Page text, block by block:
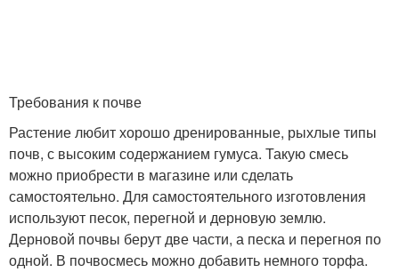
Требования к почве
Растение любит хорошо дренированные, рыхлые типы
почв, с высоким содержанием гумуса. Такую смесь
можно приобрести в магазине или сделать
самостоятельно. Для самостоятельного изготовления
используют песок, перегной и дерновую землю.
Дерновой почвы берут две части, а песка и перегноя по
одной. В почвосмесь можно добавить немного торфа.